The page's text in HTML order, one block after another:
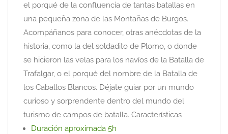
el porqué de la confluencia de tantas batallas en
una pequeña zona de las Montañas de Burgos.
Acompáñanos para conocer, otras anécdotas de la
historia, como la del soldadito de Plomo, o donde
se hicieron las velas para los navíos de la Batalla de
Trafalgar, o el porqué del nombre de la Batalla de
los Caballos Blancos. Déjate guiar por un mundo
curioso y sorprendente dentro del mundo del
turismo de campos de batalla. Características
Duración aproximada 5h